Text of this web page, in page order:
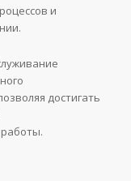
и
достигать